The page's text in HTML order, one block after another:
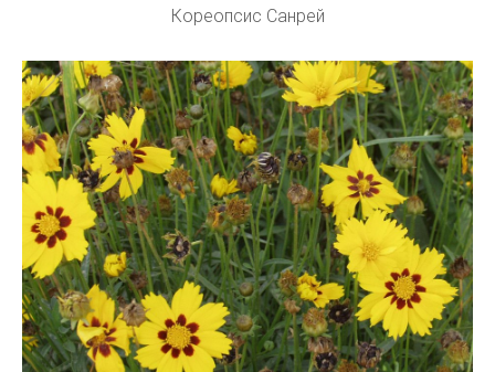
Кореопсис Санрей